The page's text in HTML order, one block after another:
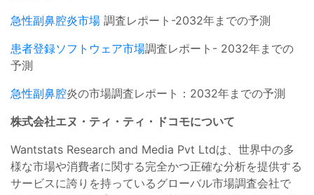
急性副鼻腔炎市場 調査レポート-2032年までの予測
患者登録ソフトウェア市場調査レポート- 2032年までの
予測
急性副鼻腔炎の市場調査レポート：2032年までの予測
株式会社エヌ・ティ・ティ・ドコモについて
Wantstats Research and Media Pvt Ltdは、世界中の多
様な市場や消費者に関する完全かつ正確な分析を提供する
サービスに誇りを持っているグローバル市場調査会社で